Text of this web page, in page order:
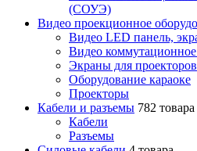
(СОУЭ)
Видео проекционное
Видео LED панель,
Видео
Экраны для проекторов
Оборудование караоке
Проекторы
Кабели и разъемы 782 товара
Кабели
Разъемы